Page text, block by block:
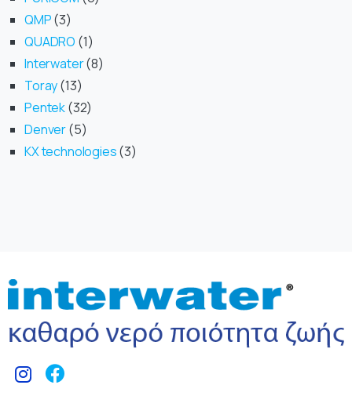
QMP 3
QUADRO 1
Interwater 8
Toray 13
Pentek 32
Denver 5
KX technologies 3